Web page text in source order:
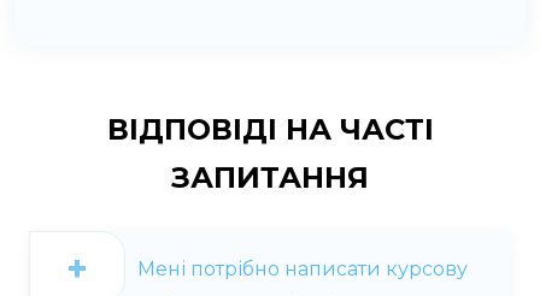
ВІДПОВІДІ НАЧАСТІ
ЗАПИТАННЯ
Мені потрібно написати курсову